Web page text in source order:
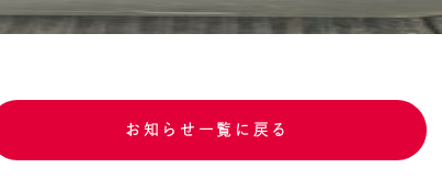
お知らせ一覧に戻る